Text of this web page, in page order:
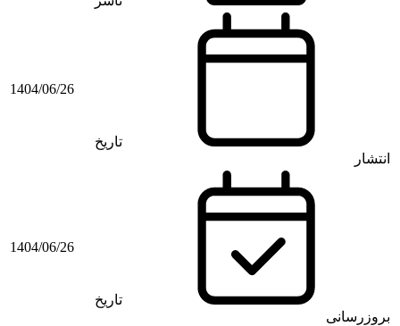
تاریخ
انتشار
1404/06/26
تاریخ
بروزرسانی
1404/06/26